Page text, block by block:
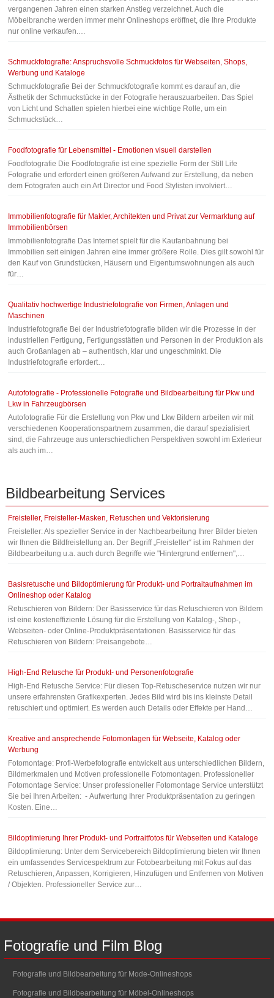
vergangenen Jahren einen starken Anstieg verzeichnet. Auch die
Möbelbranche werden immer mehr Onlineshops eröffnet, die Ihre Produkte
nur online verkaufen.…
Schmuckfotografie: Anspruchsvolle Schmuckfotos für Webseiten, Shops,
Werbung und Kataloge
Schmuckfotografie Bei der Schmuckfotografie kommt es darauf an, die
Ästhetik der Schmuckstücke in der Fotografie herauszuarbeiten. Das Spiel
von Licht und Schatten spielen hierbei eine wichtige Rolle, um ein
Schmuckstück…
Foodfotografie für Lebensmittel - Emotionen visuell darstellen
Foodfotografie Die Foodfotografie ist eine spezielle Form der Still Life
Fotografie und erfordert einen größeren Aufwand zur Erstellung, da neben
dem Fotografen auch ein Art Director und Food Stylisten involviert…
Immobilienfotografie für Makler, Architekten und Privat zur Vermarktung auf
Immobilienbörsen
Immobilienfotografie Das Internet spielt für die Kaufanbahnung bei
Immobilien seit einigen Jahren eine immer größere Rolle. Dies gilt sowohl für
den Kauf von Grundstücken, Häusern und Eigentumswohnungen als auch
für…
Qualitativ hochwertige Industriefotografie von Firmen, Anlagen und
Maschinen
Industriefotografie Bei der Industriefotografie bilden wir die Prozesse in der
industriellen Fertigung, Fertigungsstätten und Personen in der Produktion als
auch Großanlagen ab – authentisch, klar und ungeschminkt. Die
Industriefotografie erfordert…
Autofotografie - Professionelle Fotografie und Bildbearbeitung für Pkw und
Lkw in Fahrzeugbörsen
Autofotografie Für die Erstellung von Pkw und Lkw Bildern arbeiten wir mit
verschiedenen Kooperationspartnern zusammen, die darauf spezialisiert
sind, die Fahrzeuge aus unterschiedlichen Perspektiven sowohl im Exterieur
als auch im…
Bildbearbeitung Services
Freisteller, Freisteller-Masken, Retuschen und Vektorisierung
Freisteller: Als spezieller Service in der Nachbearbeitung Ihrer Bilder bieten
wir Ihnen die Bildfreistellung an. Der Begriff „Freisteller“ ist im Rahmen der
Bildbearbeitung u.a. auch durch Begriffe wie "Hintergrund entfernen",…
Basisretusche und Bildoptimierung für Produkt- und Portraitaufnahmen im
Onlineshop oder Katalog
Retuschieren von Bildern: Der Basisservice für das Retuschieren von Bildern
ist eine kosteneffiziente Lösung für die Erstellung von Katalog-, Shop-,
Webseiten- oder Online-Produktpräsentationen. Basisservice für das
Retuschieren von Bildern: Preisangebote…
High-End Retusche für Produkt- und Personenfotografie
High-End Retusche Service: Für diesen Top-Retuscheservice nutzen wir nur
unsere erfahrensten Grafikexperten. Jedes Bild wird bis ins kleinste Detail
retuschiert und optimiert. Es werden auch Details oder Effekte per Hand…
Kreative and ansprechende Fotomontagen für Webseite, Katalog oder
Werbung
Fotomontage: Profi-Werbefotografie entwickelt aus unterschiedlichen Bildern,
Bildmerkmalen und Motiven professionelle Fotomontagen. Professioneller
Fotomontage Service: Unser professioneller Fotomontage Service unterstützt
Sie bei Ihren Arbeiten: - Aufwertung Ihrer Produktpräsentation zu geringen
Kosten. Eine…
Bildoptimierung Ihrer Produkt- und Portraitfotos für Webseiten und Kataloge
Bildoptimierung: Unter dem Servicebereich Bildoptimierung bieten wir Ihnen
ein umfassendes Servicespektrum zur Fotobearbeitung mit Fokus auf das
Retuschieren, Anpassen, Korrigieren, Hinzufügen und Entfernen von Motiven
/ Objekten. Professioneller Service zur…
Fotografie und Film Blog
Fotografie und Bildbearbeitung für Mode-Onlineshops
Fotografie und Bildbearbeitung für Möbel-Onlineshops